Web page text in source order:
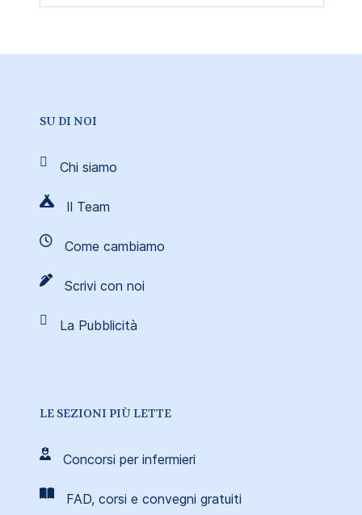
SU DI NOI
Chi siamo
Il Team
Come cambiamo
Scrivi con noi
La Pubblicità
LE SEZIONI PIÙ LETTE
Concorsi per infermieri
FAD, corsi e convegni gratuiti